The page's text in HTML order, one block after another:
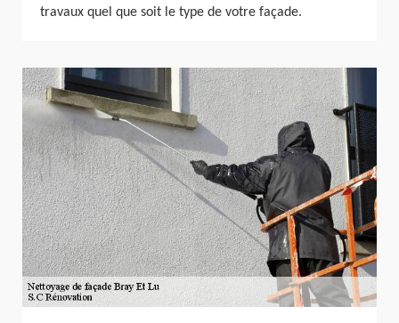
travaux quel que soit le type de votre façade.